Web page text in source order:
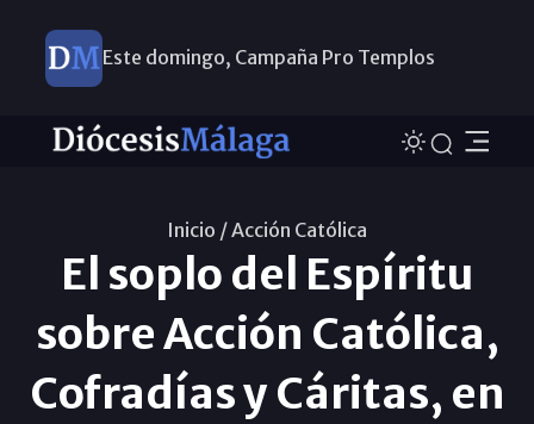
Este domingo, Campaña Pro Templos
Inicio /Acción Católica
El soplo del Espíritu
sobre Acción Católica,
Cofradías y Cáritas, en